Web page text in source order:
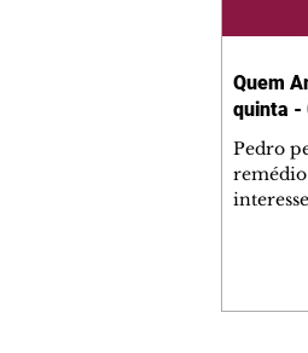
Quem
quinta -
Pedro